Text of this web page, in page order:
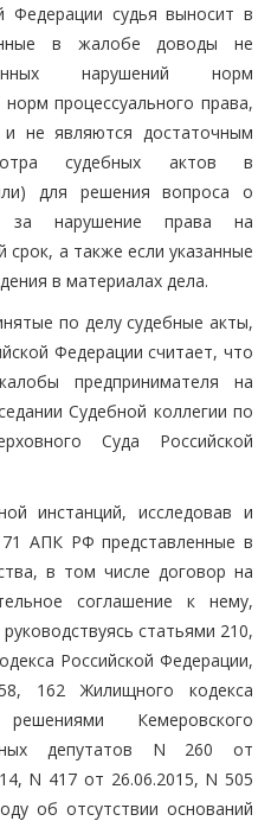
Федерации судья выносит в
в жалобе доводы не
нарушений норм
процессуального права,
не являются достаточным
судебных актов в
для решения вопроса о
за нарушение права на
срок, а также если указанные
в материалах дела.
по делу судебные акты,
Федерации считает, что
предпринимателя на
Судебной коллегии по
Суда Российской
инстанций, исследовав и
АПК РФ представленные в
в том числе договор на
соглашение к нему,
статьями 210,
Российской Федерации,
162 Жилищного кодекса
Кемеровского
депутатов N 260 от
N 417 от 26.06.2015, N 505
об отсутствии оснований